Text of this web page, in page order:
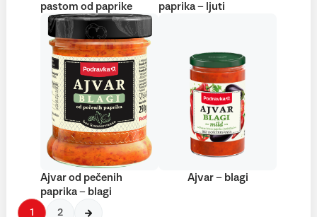
pastom od paprike
paprika – ljuti
Ajvar od pečenih
paprika – blagi
Ajvar – blagi
1 2